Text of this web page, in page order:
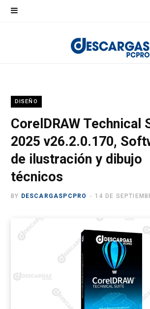
DISEÑO
CorelDRAW Technical
2025 v26.2.0.170,
de ilustración y dibujo
técnicos
BY DESCARGASPCPRO 14 DE